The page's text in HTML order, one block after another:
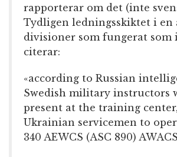
rapporterar om det (inte
Tydligen ledningsskiktet i en
divisioner som fungerat som
citerar:
«according to Russian
Swedish military instructors
present at the training
Ukrainian servicemen to
340 AEWCS (ASC 890)